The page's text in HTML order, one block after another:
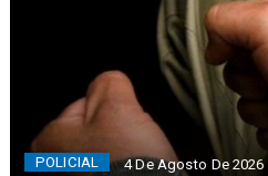
POLICIAL 4 De Agosto De 2026